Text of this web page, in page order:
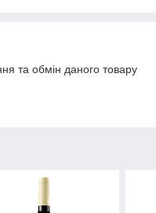
та обмін даного товару